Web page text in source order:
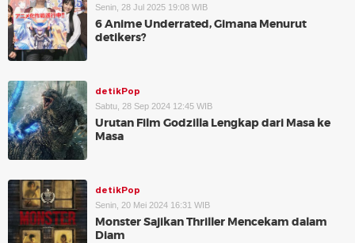
Senin, 28 Jul 2025 19:08 WIB
6 Anime Underrated, Gimana Menurut
detikers?
detikPop
Sabtu, 28 Sep 2024 12:45 WIB
Urutan Film Godzilla Lengkap dari Masa ke
Masa
detikPop
Senin, 20 Mei 2024 16:31 WIB
Monster Sajikan Thriller Mencekam dalam
Diam